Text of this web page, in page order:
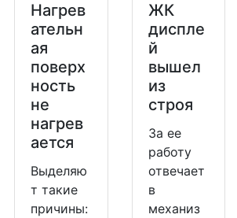
Нагрев
ательн
ая
поверх
ность
не
нагрев
ается
Выделяю
т такие
причины:
ЖК
диспле
й
вышел
из
строя
За ее
работу
отвечает
в
механиз